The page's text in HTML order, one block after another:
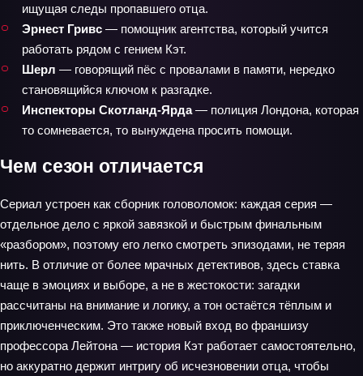
ищущая следы пропавшего отца.
Эрнест Гривс — помощник агентства, который учится
работать рядом с гением Кэт.
Шерл — говорящий пёс с провалами в памяти, нередко
становящийся ключом к разгадке.
Инспекторы Скотланд-Ярда— полиция Лондона, которая
то сомневается, то вынуждена просить помощи.
Чем сезон отличается
Сериал устроен как сборник головоломок: каждая серия —
отдельное дело с яркой завязкой и быстрым финальным
«разбором», поэтому его легко смотреть эпизодами, не теряя
нить. В отличие от более мрачных детективов, здесь ставка
чаще в эмоциях и выборе, а не в жестокости: загадки
рассчитаны на внимание и логику, а тон остаётся тёплым и
приключенческим. Это также новый вход во франшизу
профессора Лейтона — история Кэт работает самостоятельно,
но аккуратно держит интригу об исчезновении отца, чтобы